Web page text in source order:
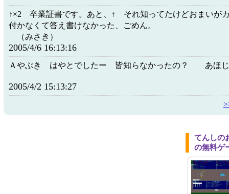
↑×2 卒業証書です。あと、↑ それ知ってたけどおまいが
付かなくて答え書けなかった、ごめん。
（みさき）
2005/4/6 16:13:16
Ａやぶき はやとでしたー 皆知らなかったの？ あほ
2005/4/2 15:13:27
てんしの
の無料ゲ